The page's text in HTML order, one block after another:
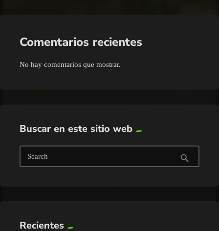
Comentarios recientes
No hay comentarios que mostrar.
Buscar en este sitio web
Search search
Recientes